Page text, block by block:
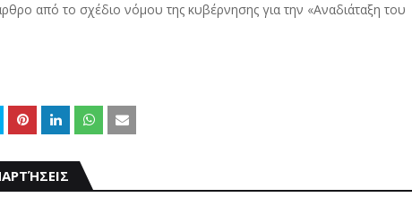
από το σχέδιο νόμου της κυβέρνησης για την «Αναδιάταξη του